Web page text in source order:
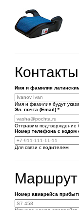
Контакты
Имя и фамилия
Имя и фамилия будут
Эл. почта (Email) *
Отправим подтверждение
Номер телефона с кодом
Для связи с водителем
Маршрут
Номер авиарейса